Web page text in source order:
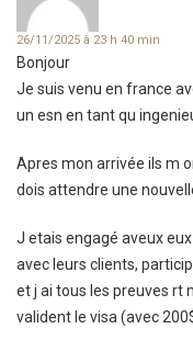
26/11/2025 à 23 h 40 min
Bonjour
Je suis venu en france
un esn en tant qu
Apres mon arrivée ils m
dois attendre une
J etais engagé aveux
avec leurs clients,
et j ai tous les preuves rt
valident le visa (avec